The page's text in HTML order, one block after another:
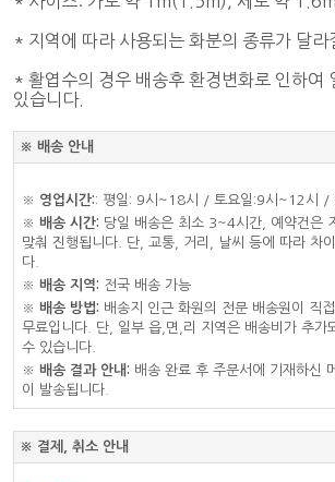
* 지역에 따라 사용되는 화분의 종류가 달라
* 활엽수의 경우 배송후 환경변화로 인하여
있습니다.
※ 배송 안내
※ 영업시간:: 평일: 9시~18시 / 토요일:9시~12시 /
※ 배송 시간: 당일 배송은 최소 3~4시간, 예약건은
맞춰 진행됩니다. 단, 교통, 거리, 날씨 등에 따라 차
다.
※ 배송 지역: 전국 배송 가능
※ 배송 방법: 배송지 인근 화원의 전문 배송원이 직
무료입니다. 단, 일부 읍,면,리 지역은 배송비가 추가
수 있습니다.
※ 배송 결과 안내: 배송 완료 후 주문서에 기재하신
이 발송됩니다.
※ 결제, 취소 안내